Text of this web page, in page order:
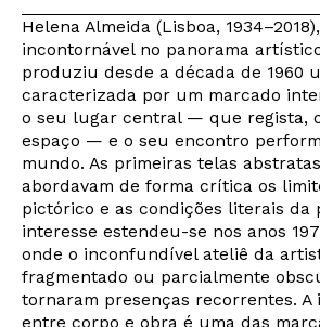
Helena Almeida (Lisboa,
incontornável no panorama
produziu desde a década de 1960
caracterizada por um marcado
o seu lugar central — que regista,
espaço — e o seu encontro
mundo. As primeiras telas
abordavam de forma crítica os
pictórico e as condições literais da
interesse estendeu-se nos anos
onde o inconfundível ateliê da
fragmentado ou parcialmente
tornaram presenças recorrentes. A
entre corpo e obra é uma das